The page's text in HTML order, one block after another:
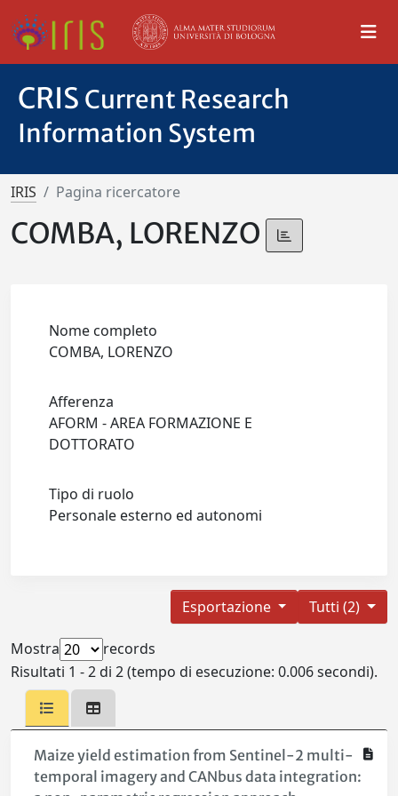
CRIS Current Research
Information System
IRIS Pagina ricercatore
COMBA, LORENZO
Nome completo
COMBA, LORENZO
Afferenza
AFORM - AREA FORMAZIONE E
DOTTORATO
Tipo di ruolo
Personale esterno ed autonomi
Tutti (2)
Esportazione
Mostra
records
Risultati 1 - 2 di 2 (tempo di esecuzione: 0.006 secondi).
Maize yield estimation from Sentinel-2 multi-
temporal imagery and CANbus data integration: